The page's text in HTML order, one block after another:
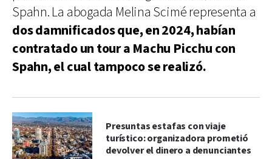
Spahn. La abogada Melina Scimé representa a
dos damnificados que, en 2024, habían
contratado un tour a Machu Picchu con
Spahn, el cual tampoco se realizó.
Presuntas estafas con viaje
turístico: organizadora prometió
devolver el dinero a denunciantes